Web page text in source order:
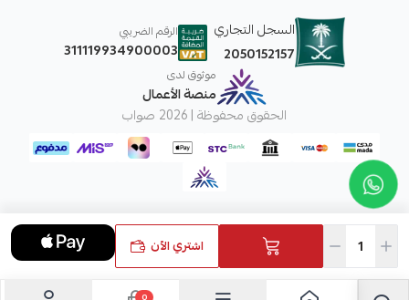
اشتري الآن
0
السجل التجاري
2050152157
الرقم الضريبي
311119934900003
موثوق لدى
منصة الأعمال
الحقوق محفوظة | 2026
صواب